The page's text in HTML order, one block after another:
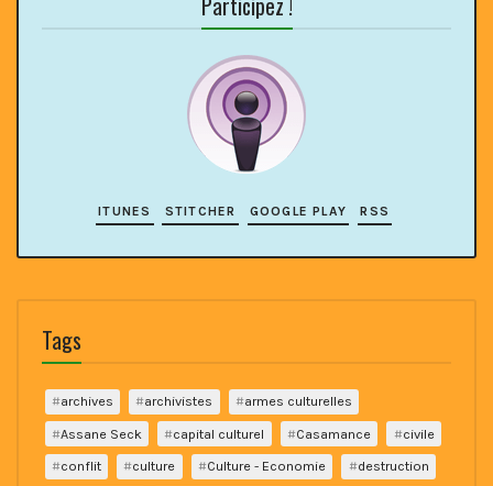
Participez !
ITUNES STITCHER GOOGLE PLAY RSS
Tags
archives archivistes
armes culturelles
Assane Seck
capital culturel Casamance
civile
conflit
culture Culture - Economie
destruction